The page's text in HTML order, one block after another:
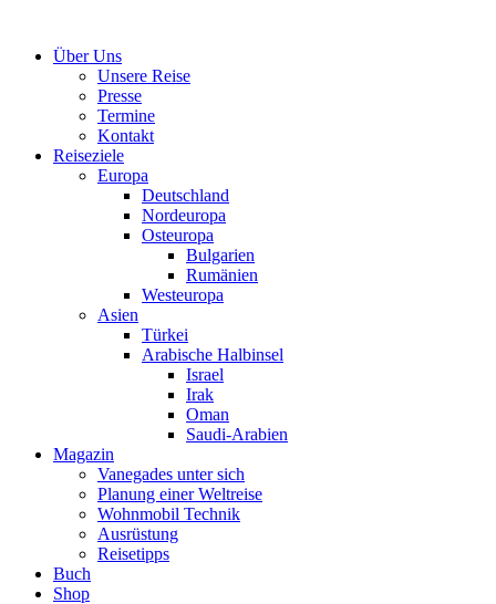
Über Uns
Unsere Reise
Presse
Termine
Kontakt
Reiseziele
Europa
Deutschland
Nordeuropa
Osteuropa
Bulgarien
Rumänien
Westeuropa
Asien
Türkei
Arabische Halbinsel
Israel
Irak
Oman
Saudi-Arabien
Magazin
Vanegades unter sich
Planung einer Weltreise
Wohnmobil Technik
Ausrüstung
Reisetipps
Buch
Shop